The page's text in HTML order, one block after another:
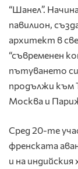
“Шанел”.
павилион,
архитект в
“съвременен
пътуването си
продължи към
Москва и
Сред 20-те
френската
и на